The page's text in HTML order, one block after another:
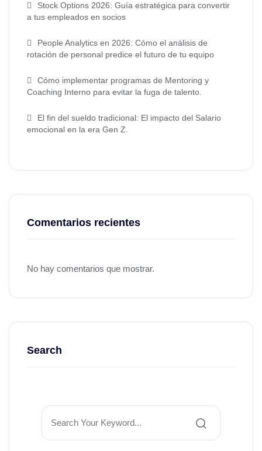
Stock Options 2026: Guía estratégica para convertir
a tus empleados en socios
People Analytics en 2026: Cómo el análisis de
rotación de personal predice el futuro de tu equipo
Cómo implementar programas de Mentoring y
Coaching Interno para evitar la fuga de talento.
El fin del sueldo tradicional: El impacto del Salario
emocional en la era Gen Z.
Comentarios recientes
No hay comentarios que mostrar.
Search